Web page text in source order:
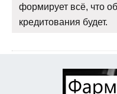
формирует всё, что
кредитования будет.